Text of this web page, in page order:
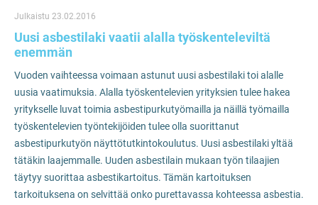
Julkaistu 23.02.2016
Uusi asbestilaki vaatii alalla työskenteleviltä
enemmän
Vuoden vaihteessa voimaan astunut uusi asbestilaki toi alalle
uusia vaatimuksia. Alalla työskentelevien yrityksien tulee hakea
yritykselle luvat toimia asbestipurkutyömailla ja näillä työmailla
työskentelevien työntekijöiden tulee olla suorittanut
asbestipurkutyön näyttötutkintokoulutus. Uusi asbestilaki yltää
tätäkin laajemmalle. Uuden asbestilain mukaan työn tilaajien
täytyy suorittaa asbestikartoitus. Tämän kartoituksen
tarkoituksena on selvittää onko purettavassa kohteessa asbestia.